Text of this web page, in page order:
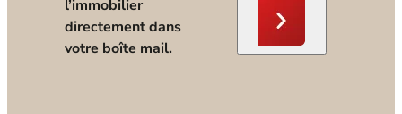
l’immobilier
directement dans
votre boîte mail.